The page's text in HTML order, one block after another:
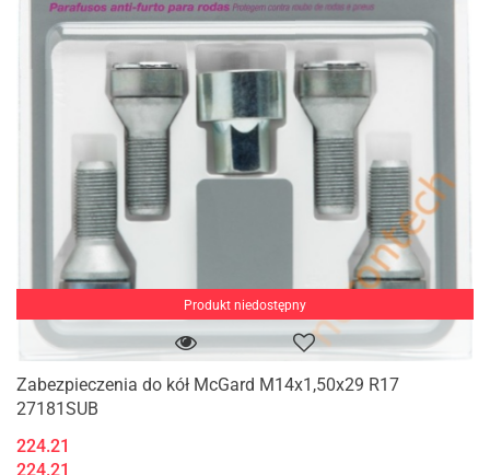
Produkt niedostępny
Zabezpieczenia do kół McGard M14x1,50x29 R17
27181SUB
224.21
224.21